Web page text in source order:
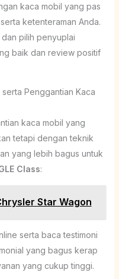
kaca mobil yang pas
ketenteraman Anda.
pilih penyuplai
baik dan review positif
Penggantian Kaca
kaca mobil yang
tetapi dengan teknik
yang lebih bagus untuk
Class:
Star Wagon
serta baca testimoni
yang bagus kerap
yang cukup tinggi.